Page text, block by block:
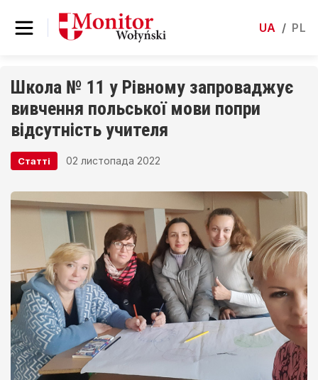
UA / PL
Школа № 11 у Рівному запроваджує
вивчення польської мови попри
відсутність учителя
Статті 02 листопада 2022